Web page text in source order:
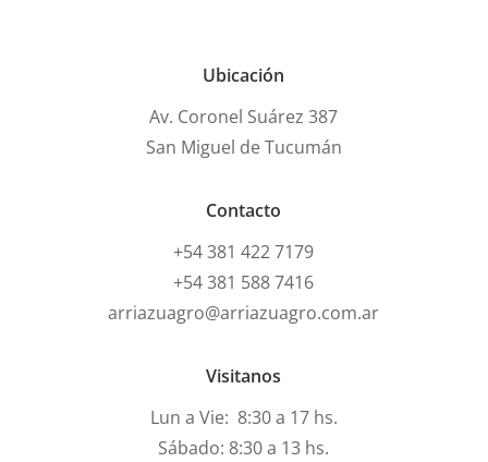
Ubicación
Av. Coronel Suárez 387
San Miguel de Tucumán
Contacto
+54 381 422 7179
+54 381 588 7416
arriazuagro@arriazuagro.com.ar
Visitanos
Lun a Vie: 8:30 a 17 hs.
Sábado: 8:30 a 13 hs.